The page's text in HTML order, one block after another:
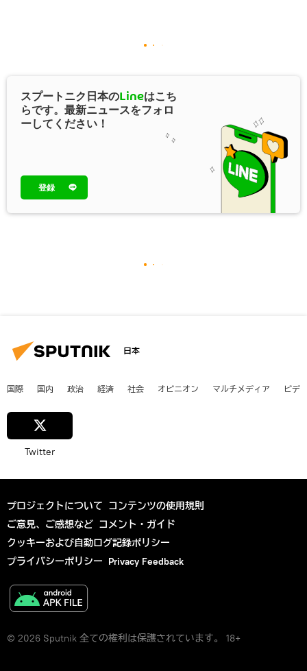
スプートニク日本のLineはこち
らです。最新ニュースをフォロ
ーしてください！
登録
日本
国際 国内 政治 経済 社会 オピニオン マルチメディア ビデ
Twitter
プロジェクトについて コンテンツの使用規則
ご意見、ご感想など コメント・ガイド
クッキーおよび自動ログ記録ポリシー
プライバシーポリシー Privacy Feedback
© 2026 Sputnik 全ての権利は保護されています。 18+